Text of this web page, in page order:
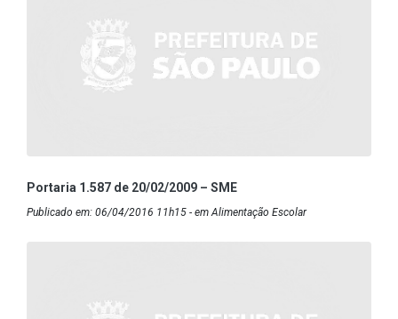
Portaria 1.587 de 20/02/2009 – SME
Publicado em: 06/04/2016 11h15 - em Alimentação Escolar